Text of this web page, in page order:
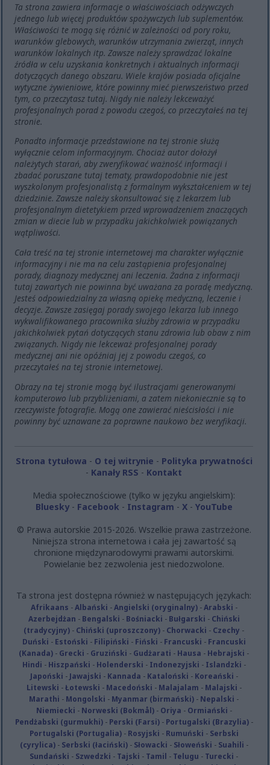
Ta strona zawiera informacje o właściwościach odżywczych
jednego lub więcej produktów spożywczych lub suplementów.
Właściwości te mogą się różnić w zależności od pory roku,
warunków glebowych, warunków utrzymania zwierząt, innych
warunków lokalnych itp. Zawsze należy sprawdzać lokalne
źródła w celu uzyskania konkretnych i aktualnych informacji
dotyczących danego obszaru. Wiele krajów posiada oficjalne
wytyczne żywieniowe, które powinny mieć pierwszeństwo przed
tym, co przeczytasz tutaj. Nigdy nie należy lekceważyć
profesjonalnych porad z powodu czegoś, co przeczytałeś na tej
stronie.
Ponadto informacje przedstawione na tej stronie służą
wyłącznie celom informacyjnym. Chociaż autor dołożył
należytych starań, aby zweryfikować ważność informacji i
zbadać poruszane tutaj tematy, prawdopodobnie nie jest
wyszkolonym profesjonalistą z formalnym wykształceniem w tej
dziedzinie. Zawsze należy skonsultować się z lekarzem lub
profesjonalnym dietetykiem przed wprowadzeniem znaczących
zmian w diecie lub w przypadku jakichkolwiek powiązanych
wątpliwości.
Cała treść na tej stronie internetowej ma charakter wyłącznie
informacyjny i nie ma na celu zastąpienia profesjonalnej
porady, diagnozy medycznej ani leczenia. Żadna z informacji
tutaj zawartych nie powinna być uważana za poradę medyczną.
Jesteś odpowiedzialny za własną opiekę medyczną, leczenie i
decyzje. Zawsze zasięgaj porady swojego lekarza lub innego
wykwalifikowanego pracownika służby zdrowia w przypadku
jakichkolwiek pytań dotyczących stanu zdrowia lub obaw z nim
związanych. Nigdy nie lekceważ profesjonalnej porady
medycznej ani nie opóźniaj jej z powodu czegoś, co
przeczytałeś na tej stronie internetowej.
Obrazy na tej stronie mogą być ilustracjami generowanymi
komputerowo lub przybliżeniami, a zatem niekoniecznie są to
rzeczywiste fotografie. Mogą one zawierać nieścisłości i nie
powinny być uznawane za poprawne naukowo bez weryfikacji.
Strona tytułowa - O tej witrynie - Polityka prywatności
- Kanały RSS - Kontakt
Media społecznościowe (tylko w języku angielskim):
Bluesky- Facebook - Instagram - X- YouTube
© Prawa autorskie 2015-2026. Wszelkie prawa zastrzeżone.
Niniejsza strona internetowa i cała jej zawartość są
chronione międzynarodowymi prawami autorskimi.
Powielanie bez zezwolenia jest niedozwolone.
Ta strona jest dostępna również w następujących językach:
Afrikaans -Albański -Angielski (oryginalny)-Arabski -
Azerbejdżan - Bengalski - Bośniacki - Bułgarski - Chiński
(tradycyjny) - Chiński (uproszczony) - Chorwacki - Czechy -
Duński - Estoński - Filipiński - Fiński - Francuski - Francuski
(Kanada) - Grecki - Gruziński - Gudżarati - Hausa - Hebrajski -
Hindi - Hiszpański - Holenderski - Indonezyjski - Islandzki -
Japoński - Jawajski - Kannada - Kataloński - Koreański -
Litewski -Łotewski - Macedoński - Malajalam - Malajski -
Marathi - Mongolski - Myanmar (birmański) - Nepalski -
Niemiecki - Norweski (Bokmål)- Oriya - Ormiański -
Pendżabski (gurmukhi)- Perski (Farsi)- Portugalski (Brazylia)-
Portugalski (Portugalia)- Rosyjski - Rumuński - Serbski
(cyrylica)- Serbski (łaciński)- Słowacki - Słoweński - Suahili -
Sundański - Szwedzki - Tajski - Tamil - Telugu - Turecki -